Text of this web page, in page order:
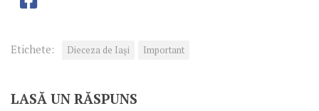
Etichete: Dieceza de Iași Important
LASĂ UN RĂSPUNS